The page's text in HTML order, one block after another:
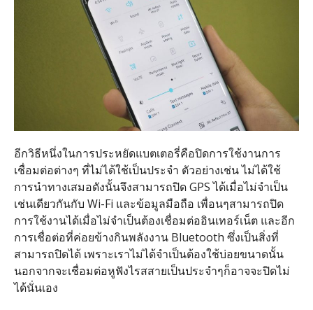
อีกวิธีหนึ่งในการประหยัดแบตเตอรี่คือปิดการใช้งานการ
เชื่อมต่อต่างๆ ที่ไม่ได้ใช้เป็นประจำ ตัวอย่างเช่น ไม่ได้ใช้
การนำทางเสมอดังนั้นจึงสามารถปิด GPS ได้เมื่อไม่จำเป็น
เช่นเดียวกันกับ Wi-Fi และข้อมูลมือถือ เพื่อนๆสามารถปิด
การใช้งานได้เมื่อไม่จำเป็นต้องเชื่อมต่ออินเทอร์เน็ต และอีก
การเชื่อต่อที่ค่อยข้างกินพลังงาน Bluetooth ซึ่งเป็นสิ่งที่
สามารถปิดได้ เพราะเราไม่ได้จำเป็นต้องใช้บ่อยขนาดนั้น
นอกจากจะเชื่อมต่อหูฟังไรสสายเป็นประจำๆก็อาจจะปิดไม่
ได้นั่นเอง